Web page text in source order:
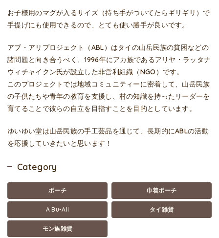
お子様用のマグが入るサイズ（持ち手がついてたらギリギリ）で
手提げにも使用できるので、とても使い勝手が良いです。
アブ・アリプロジェクト（ABL）はタイの山岳民族の貧困などの
諸問題と向き合うべく、1996年にアカ族であるアリヤ・ラッタナ
ウィチャイクン氏が設立した非営利組織（NGO）です。
このプロジェクトでは地域コミュニティーに密着して、山岳民族
の子供たちや青年の教育を支援し、村の知識を持ったリーダーを
育てることで彼らの自立を目指すことを目的としています。
ゆいゆい堂は山岳民族の手工芸品を通じて、長期的にABLの活動
を応援していきたいと思います！
Category
ポーチ 巾着ポーチ
A Bu-Ali タイ雑貨
モン族雑貨